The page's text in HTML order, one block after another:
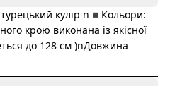
кулір n◾️Кольори:
крою виконана із якісної
до 128 см )nДовжина